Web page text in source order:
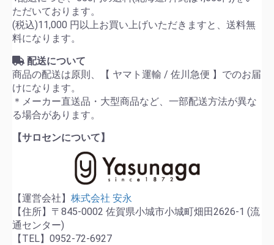
ただいております。
(税込)11,000 円以上お買い上げいただきますと、送料無
料になります。
配送について
商品の配送は原則、【 ヤマト運輸 / 佐川急便 】でのお届
けになります。
＊メーカー直送品・大型商品など、一部配送方法が異な
る場合があります。
【サロセンについて】
【運営会社】 株式会社 安永
【住所】〒845-0002 佐賀県小城市小城町畑田2626-1 (流
通センター)
【TEL】0952-72-6927